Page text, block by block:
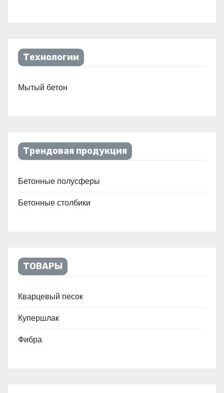
Технологии
Мытый бетон
Трендовая продукция
Бетонные полусферы
Бетонные столбики
ТОВАРЫ
Кварцевый песок
Купершлак
Фибра